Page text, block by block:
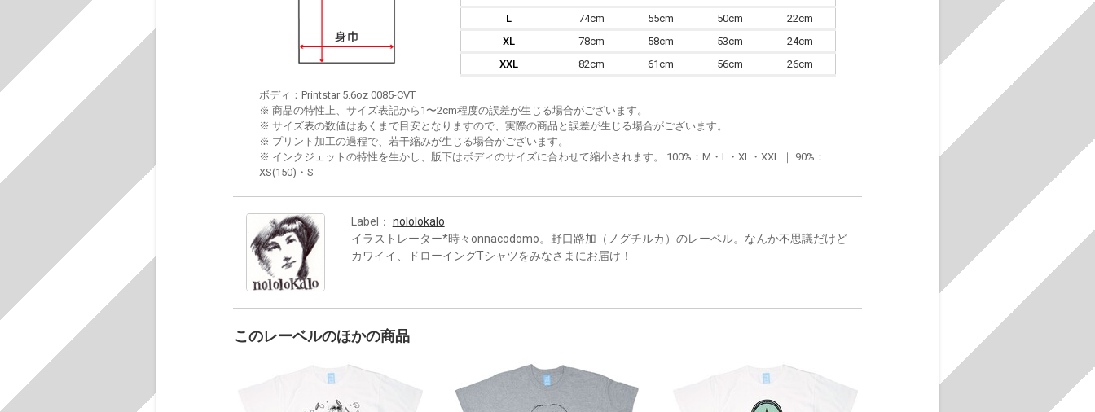
L
74cm 55cm 50cm
22cm
XL
78cm 58cm 53cm
24cm
XXL
82cm 61cm 56cm 26cm
ボディ：Printstar 5.6oz 0085-CVT
※ 商品の特性上、サイズ表記から1〜2cm程度の誤差が生じる場合がございます。
※ サイズ表の数値はあくまで目安となりますので、実際の商品と誤差が生じる場合がございます。
※ プリント加工の過程で、若干縮みが生じる場合がございます。
※ インクジェットの特性を生かし、版下はボディのサイズに合わせて縮小されます。 100%：M・L・XL・XXL ｜ 90%：
XS(150)・S
Label： nololokalo
イラストレーター*時々onnacodomo。野口路加（ノグチルカ）のレーベル。なんか不思議だけど
カワイイ、ドローイングTシャツをみなさまにお届け！
このレーベルのほかの商品